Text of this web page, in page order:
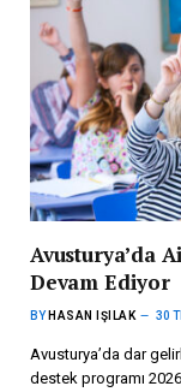
Avusturya’da
Devam Ediyor
BY HASAN IŞILAK 30
Avusturya’da dar
destek programı